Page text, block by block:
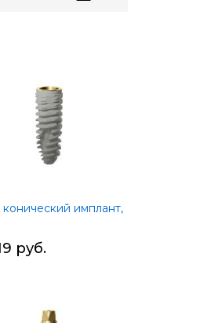
конический имплант,
руб.